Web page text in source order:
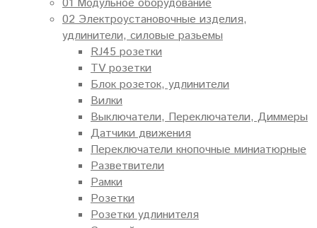
01 Модульное оборудование
02 Электроустановочные изделия,
удлинители, силовые разьемы
RJ45 розетки
TV розетки
Блок розеток, удлинители
Вилки
Выключатели, Переключатели, Диммеры
Датчики движения
Переключатели кнопочные миниатюрные
Разветвители
Рамки
Розетки
Розетки удлинителя